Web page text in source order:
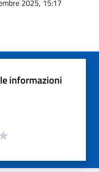
2025, 15:17
informazioni